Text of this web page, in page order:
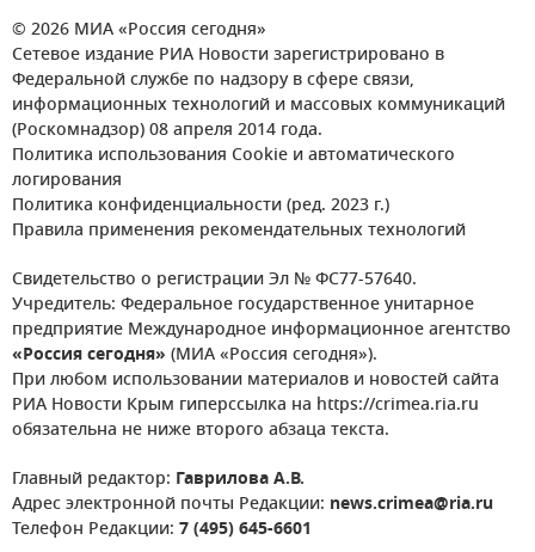
© 2026 МИА «Россия сегодня»
Сетевое издание РИА Новости зарегистрировано в
Федеральной службе по надзору в сфере связи,
информационных технологий и массовых коммуникаций
(Роскомнадзор) 08 апреля 2014 года.
Политика использования Cookie и автоматического
логирования
Политика конфиденциальности (ред. 2023 г.)
Правила применения рекомендательных технологий
Свидетельство о регистрации Эл № ФС77-57640.
Учредитель: Федеральное государственное унитарное
предприятие Международное информационное агентство
«Россия сегодня» (МИА «Россия сегодня»).
При любом использовании материалов и новостей сайта
РИА Новости Крым гиперссылка на https://crimea.ria.ru
обязательна не ниже второго абзаца текста.
Главный редактор: Гаврилова А.В.
Адрес электронной почты Редакции: news.crimea@ria.ru
Телефон Редакции: 7 (495) 645-6601